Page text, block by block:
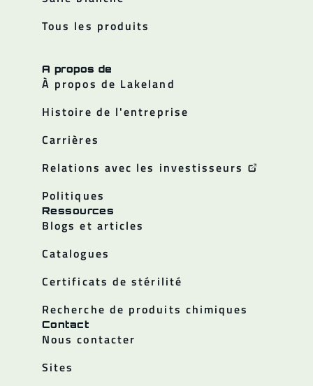
Tous les produits
A propos de
À propos de Lakeland
Histoire de l'entreprise
Carrières
Relations avec les investisseurs
Politiques
Ressources
Blogs et articles
Catalogues
Certificats de stérilité
Recherche de produits chimiques
Contact
Nous contacter
Sites